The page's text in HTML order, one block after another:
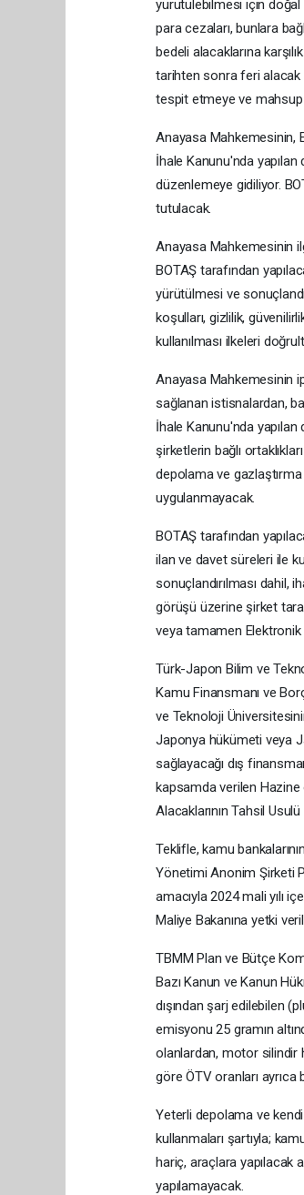
yürütülebilmesi için
para cezaları, bunlara
bedeli alacaklarına
tarihten sonra feri alacak
tespit etmeye ve mahsup
Anayasa Mahkemesinin,
İhale Kanunu'nda
düzenlemeye gidiliyor.
tutulacak.
Anayasa Mahkemesinin
BOTAŞ tarafından
yürütülmesi ve
koşulları, gizlilik,
kullanılması ilkeleri
Anayasa Mahkemesinin
sağlanan istisnalardan,
İhale Kanunu'nda
şirketlerin bağlı
depolama ve
uygulanmayacak.
BOTAŞ tarafından
ilan ve davet süreleri ile
sonuçlandırılması
görüşü üzerine şirket
veya tamamen Elektronik
Türk-Japon Bilim ve
Kamu Finansmanı ve
ve Teknoloji
Japonya hükümeti veya
sağlayacağı dış
kapsamda verilen Hazine
Alacaklarının Tahsil
Teklifle, kamu
Yönetimi Anonim Şirketi
amacıyla 2024 mali yılı
Maliye Bakanına yetki
TBMM Plan ve Bütçe
Bazı Kanun ve Kanun
dışından şarj edilebilen
emisyonu 25 gramın
olanlardan, motor silindir
göre ÖTV oranları ayrıca
Yeterli depolama ve kendi
kullanmaları şartıyla;
hariç, araçlara yapılacak
yapılamayacak.